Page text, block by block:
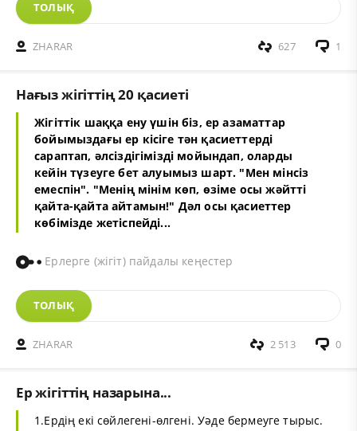
ТОЛЫҚ
ZHARAR 1
627
Нағыз жігіттің 20 қасиеті
Жігіттік шаққа ену үшін біз, ер азаматтар
бойымыздағы ер кісіге тән қасиеттерді
сараптап, әлсіздігімізді мойындап, оларды
кейін түзеуге бет алуымыз шарт. "Мен мінсіз
емеспін". "Менің мінім көп, өзіме осы жәйтті
қайта-қайта айтамын!" Дәл осы қасиеттер
көбімізде жетіспейді...
Ерлерге (жігіт) пайдалы кеңестер
ТОЛЫҚ
ZHARAR 0
2 513
Ер жігіттің назарына...
1.Ердің екі сөйлегені-өлгені. Уәде бермеуге тырыс.